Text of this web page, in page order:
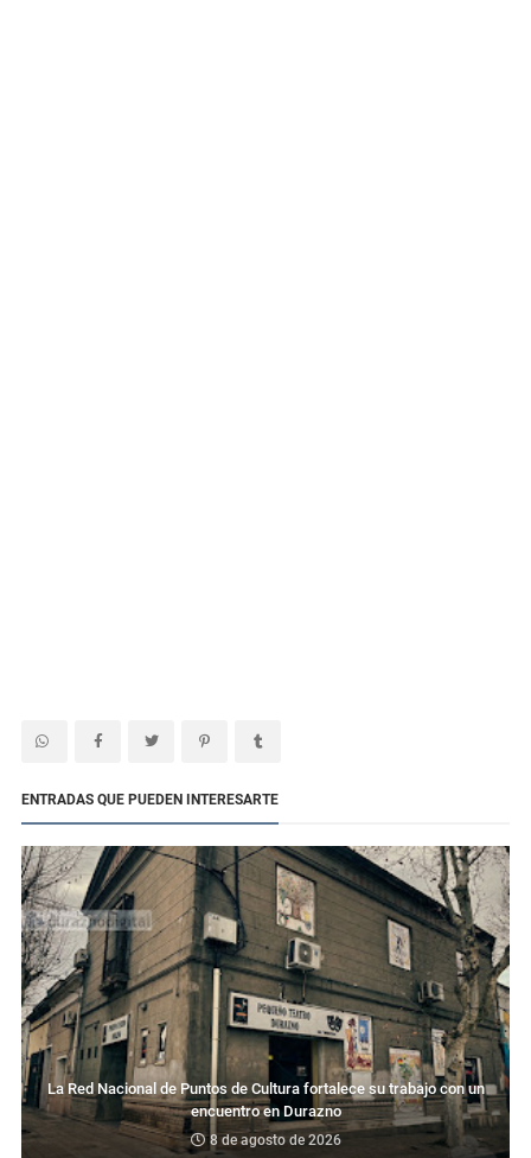
ENTRADAS QUE PUEDEN INTERESARTE
La Red Nacional de Puntos de Cultura fortalece su trabajo con un
encuentro en Durazno
8 de agosto de 2026